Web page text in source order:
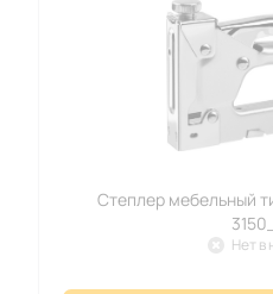
Степлер мебельный
Нет в